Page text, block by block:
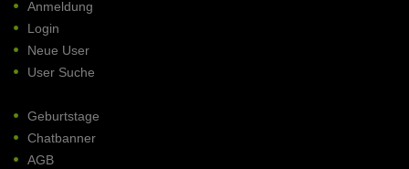
Anmeldung
Login
Neue User
User Suche
Geburtstage
Chatbanner
AGB